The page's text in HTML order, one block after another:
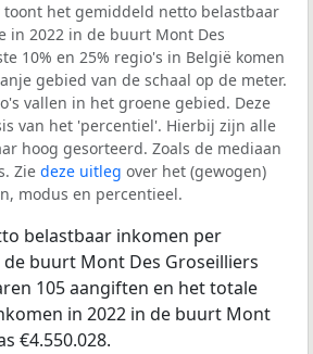
toont het gemiddeld netto belastbaar
in 2022 in de buurt Mont Des
10% en 25% regio's in België komen
gebied van de schaal op de meter.
vallen in het groene gebied. Deze
van het 'percentiel'. Hierbij zijn alle
hoog gesorteerd. Zoals de mediaan
Zie deze uitleg over het (gewogen)
modus en percentieel.
belastbaar inkomen per
buurt Mont Des Groseilliers
105 aangiften en het totale
in 2022 in de buurt Mont
€4.550.028.